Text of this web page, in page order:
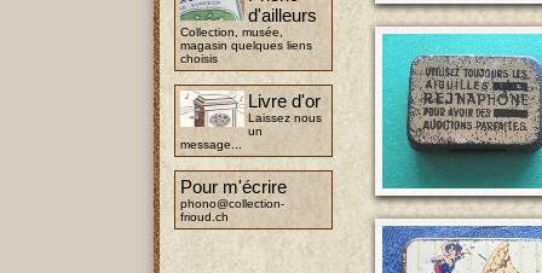
d'ailleurs
Collection, musée,
magasin quelques liens
choisis
Livre d'or
Laissez nous
un
message...
Pour m'écrire
phono@collection-
frioud.ch